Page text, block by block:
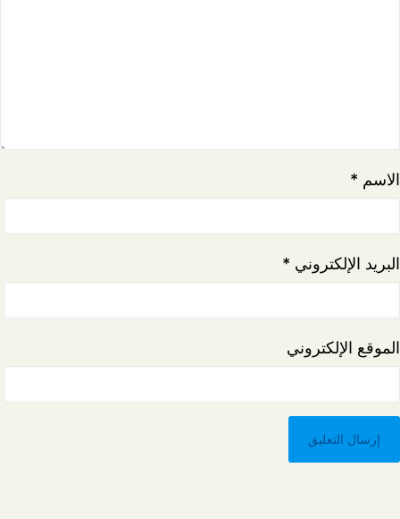
الاسم *
البريد الإلكتروني *
الموقع الإلكتروني